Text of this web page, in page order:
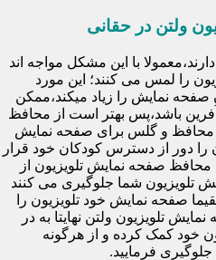
ولتن در حقانی
با این مشکل مواجه اند
را لمس می کنند؛ این مورد
صفحه نمایش را زیاد میکند،ممکن
باشد،پس بهتر است از محافظ
محافظ و گلس برای صفحه نمایش
را دور از دسترس کودکان خود قرار
محافظ صفحه نمایش تلویزیون از
تلویزیون شما جلوگیری می کنند
صفحه نمایش خود تلویزیون را
تلویزیون ولتن نهایتا به در
خود کمک کرده و از هرگونه
فرمایید.